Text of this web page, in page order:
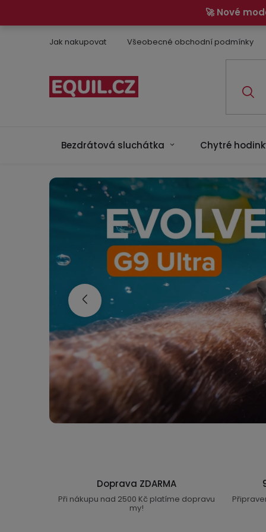
🚀 Nové
Jak nakupovat Všeobecné obchodní podmínky
Bezdrátová sluchátka Chytré
J
e
e
c
i
a
s
Předchozí
Doprava ZDARMA
Při nákupu nad 2500 Kč platíme dopravu
my!